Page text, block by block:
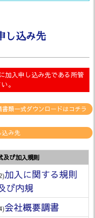
し込み先
加入申し込み先である所管
。
類一式ダウンロードはコチラ
込み先
及び加入規則
加入に関する規則
び内規
会社概要調書